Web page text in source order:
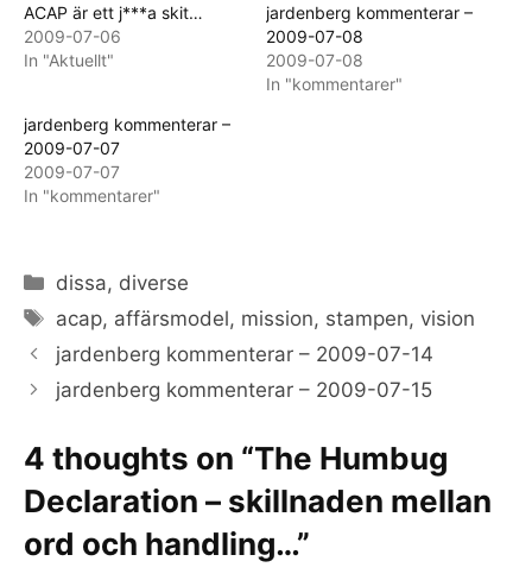
ACAP är ett j***a skit…
2009-07-06
In "Aktuellt"
jardenberg kommenterar –
2009-07-08
2009-07-08
In "kommentarer"
jardenberg kommenterar –
2009-07-07
2009-07-07
In "kommentarer"
Categories
dissa, diverse
Tags
acap, affärsmodel, mission, stampen,vision
jardenberg kommenterar – 2009-07-14
jardenberg kommenterar – 2009-07-15
4 thoughts on “The Humbug
Declaration – skillnaden mellan
ord och handling…”